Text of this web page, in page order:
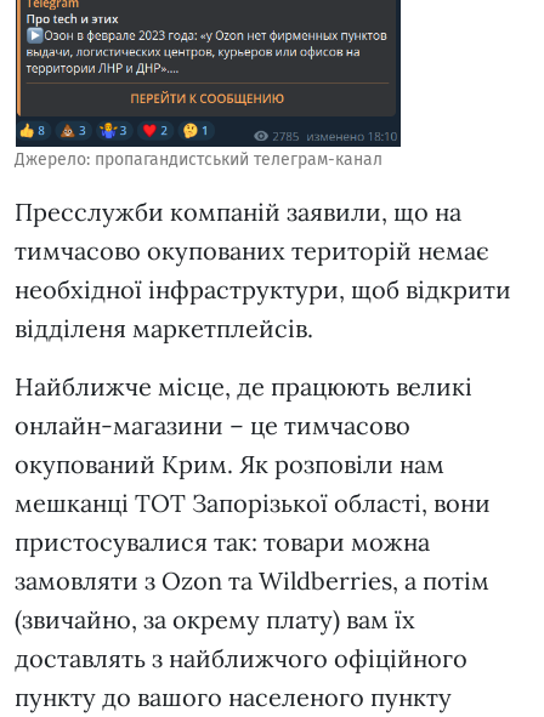
Джерело: пропагандистський телеграм-канал
Пресслужби компаній заявили, що на
тимчасово окупованих територій немає
необхідної інфраструктури, щоб відкрити
відділеня маркетплейсів.
Найближче місце, де працюють великі
онлайн-магазини – це тимчасово
окупований Крим. Як розповіли нам
мешканці ТОТ Запорізької області, вони
пристосувалися так: товари можна
замовляти з Ozon та Wildberries, а потім
(звичайно, за окрему плату) вам їх
доставлять з найближчого офіційного
пункту до вашого населеного пункту